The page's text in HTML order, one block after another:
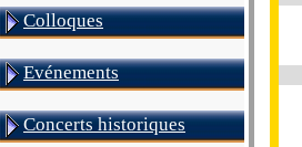
Colloques
Evénements
Concerts historiques